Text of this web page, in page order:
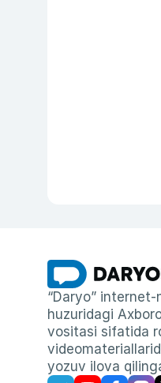
“Daryo”
huzuridagi
vositasi sifatida
yozuv ilova